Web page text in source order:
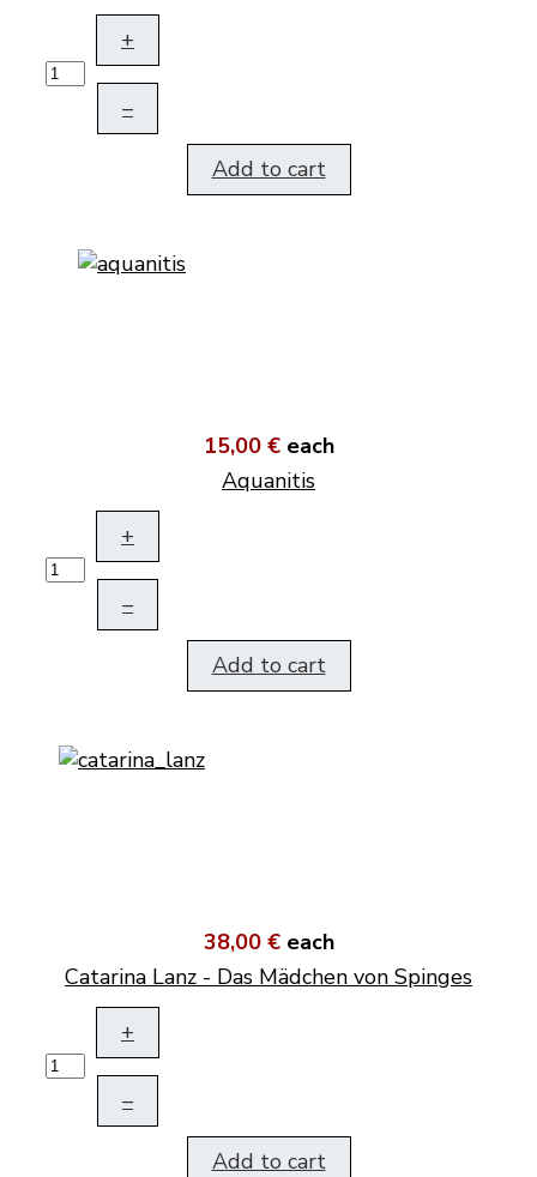
+
–
Add to cart
15,00 € each
Aquanitis
+
–
Add to cart
38,00 € each
Catarina Lanz - Das Mädchen von Spinges
+
–
Add to cart